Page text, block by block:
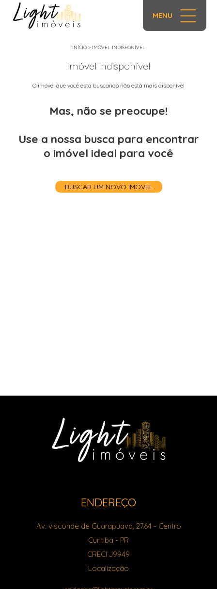
MENU
INÍCIO> IMÓVEL INDISPONÍVEL
Imóvel indisponível
O imóvel que você está buscando não está mais disponível
Mas, não se preocupe!
Use a nossa busca para encontrar
o imóvel ideal para você
BUSCAR UM NOVO IMÓVEL
ENDEREÇO
Av. visconde de Guarapuava, 2764- Centro
Curitiba - PR
CRECI J9949
Localização